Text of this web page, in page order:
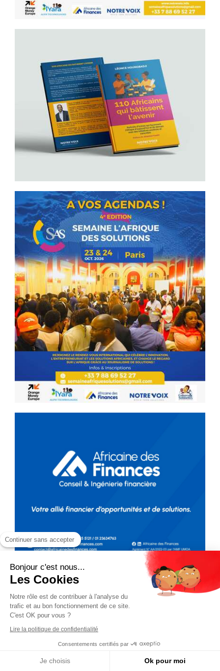
Continuer sans accepter
Bonjour c'est nous...
Les Cookies
Notre rôle est de contribuer à l'analyse du
trafic et au bon fonctionnement de ce site.
C'est OK pour vous ?
Lire la politique de confidentialité
Consentements certifiés par
Je choisis Ok pour moi